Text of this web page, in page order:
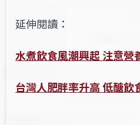
延伸閱讀：
水煮飲食風潮興起 注意營
台灣人肥胖率升高 低醣飲